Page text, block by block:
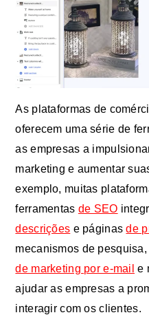
As plataformas de
oferecem uma série de
as empresas a
marketing e aumentar
exemplo, muitas
ferramentas de SEO
descrições e páginasde
mecanismos de
de marketing por e-mail e
ajudar as empresas a
interagir com os clientes.